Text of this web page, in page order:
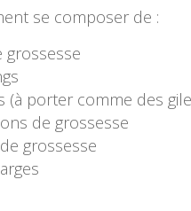
se composer de :
grossesse
(à porter comme des
de grossesse
grossesse